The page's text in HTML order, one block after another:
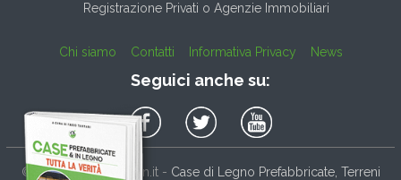
Registrazione Privati o Agenzie Immobiliari
Chi siamo Contatti Informativa Privacy News
Seguici anche su:
© 2017Immobilgreen.it- Case di Legno Prefabbricate, Terreni